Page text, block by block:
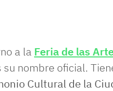
a la Feria de las
su nombre oficial.
Cultural de la